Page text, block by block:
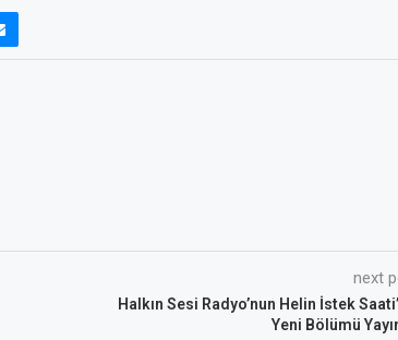
next
Halkın Sesi Radyo’nun Helin İstek
Yeni Bölümü